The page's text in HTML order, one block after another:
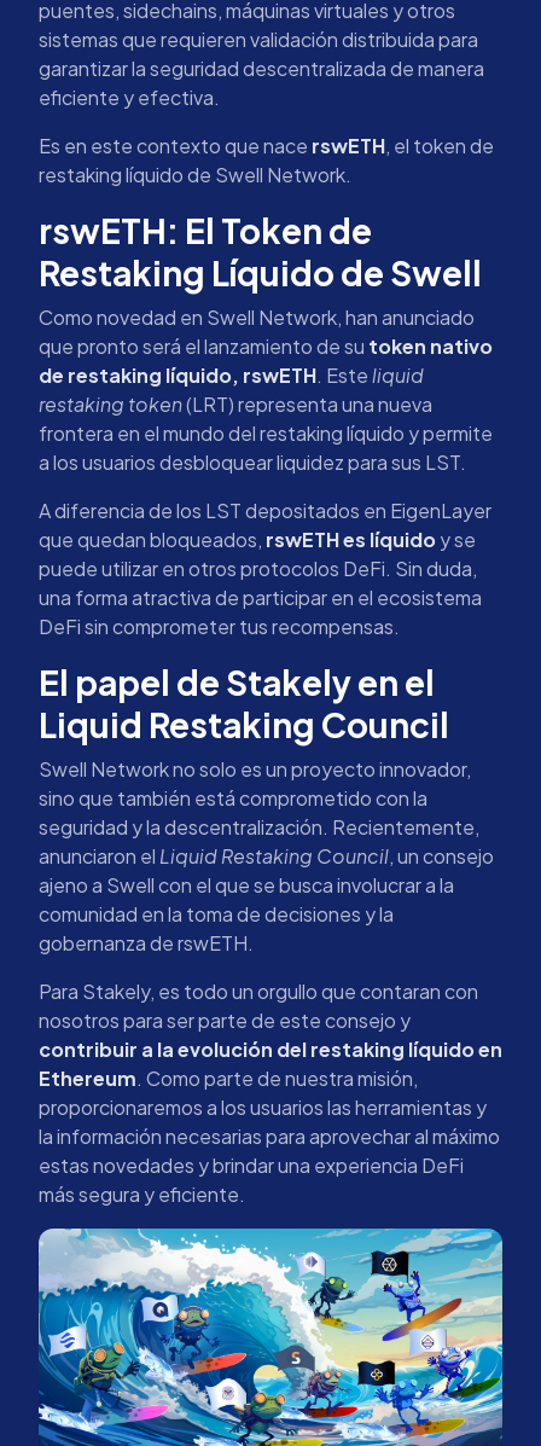
puentes, sidechains, máquinas virtuales y otros
sistemas que requieren validación distribuida para
garantizar la seguridad descentralizada de manera
eficiente y efectiva.
Es en este contexto que nace rswETH, el token de
restaking líquido de Swell Network.
rswETH: El Token de
Restaking Líquido de Swell
Como novedad en Swell Network, han anunciado
que pronto será el lanzamiento de su token nativo
de restaking líquido, rswETH. Esteliquid
restaking token(LRT) representa una nueva
frontera en el mundo del restaking líquido y permite
a los usuarios desbloquear liquidez para sus LST.
A diferencia de los LST depositados en EigenLayer
que quedan bloqueados, rswETH es líquidoy se
puede utilizar en otros protocolos DeFi. Sin duda,
una forma atractiva de participar en el ecosistema
DeFi sin comprometer tus recompensas.
El papel de Stakely en el
Liquid Restaking Council
Swell Network no solo es un proyecto innovador,
sino que también está comprometido con la
seguridad y la descentralización. Recientemente,
anunciaron el Liquid Restaking Council, un consejo
ajeno a Swell con el que se busca involucrar a la
comunidad en la toma de decisiones y la
gobernanza de rswETH.
Para Stakely, es todo un orgullo que contaran con
nosotros para ser parte de este consejo y
contribuir a la evolución del restaking líquido en
Ethereum. Como parte de nuestra misión,
proporcionaremos a los usuarios las herramientas y
la información necesarias para aprovechar al máximo
estas novedades y brindar una experiencia DeFi
más segura y eficiente.